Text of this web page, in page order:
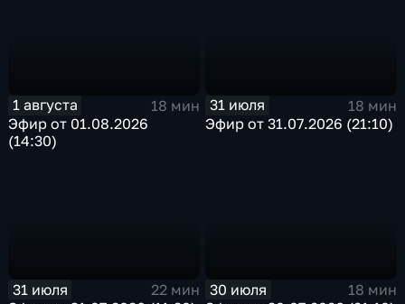
1 августа
18 мин
Эфир от 01.08.2026
(14:30)
31 июля
18 мин
Эфир от 31.07.2026 (21:10)
31 июля
22 мин
30 июля
18 мин